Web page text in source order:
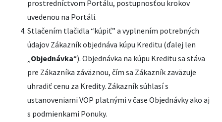
prostredníctvom Portálu, postupnosťou krokov
uvedenou na Portáli.
Stlačením tlačidla “kúpiť” a vyplnením potrebných
údajov Zákazník objednáva kúpu Kreditu (ďalej len
„Objednávka“). Objednávka na kúpu Kreditu sa stáva
pre Zákazníka záväznou, čím sa Zákazník zaväzuje
uhradiť cenu za Kredity. Zákazník súhlasí s
ustanoveniami VOP platnými v čase Objednávky ako aj
s podmienkami Ponuky.